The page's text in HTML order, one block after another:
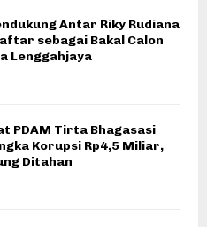
Antar Riky Rudiana
sebagai Bakal Calon
Lenggahjaya
PDAM Tirta Bhagasasi
Korupsi Rp4,5 Miliar,
Ditahan